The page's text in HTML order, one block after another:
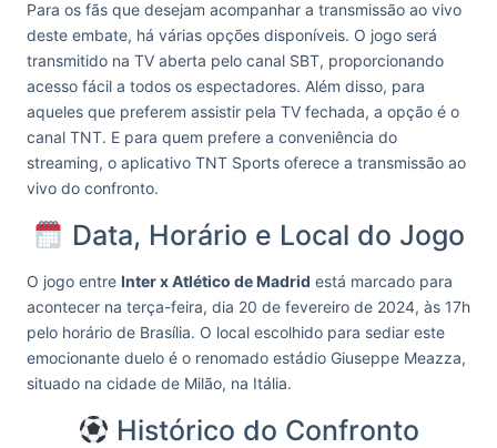
Para os fãs que desejam acompanhar a transmissão ao vivo
deste embate, há várias opções disponíveis. O jogo será
transmitido na TV aberta pelo canal SBT, proporcionando
acesso fácil a todos os espectadores. Além disso, para
aqueles que preferem assistir pela TV fechada, a opção é o
canal TNT. E para quem prefere a conveniência do
streaming, o aplicativo TNT Sports oferece a transmissão ao
vivo do confronto.
Data, Horário e Local do Jogo
O jogo entre Inter x Atlético de Madrid está marcado para
acontecer na terça-feira, dia 20 de fevereiro de 2024, às 17h
pelo horário de Brasília. O local escolhido para sediar este
emocionante duelo é o renomado estádio Giuseppe Meazza,
situado na cidade de Milão, na Itália.
Histórico do Confronto